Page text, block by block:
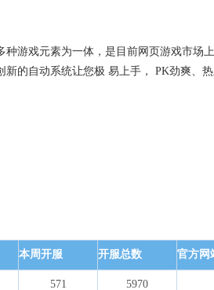
游戏元素为一体，是目前网页游戏市场
的自动系统让您极 易上手， PK劲爽、
本周开服 开服总数 官方网
571 5970